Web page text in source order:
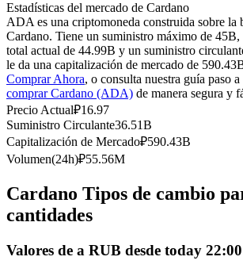
Copiar Trading
Únete a los mejores traders
Estadísticas del mercado de Cardano
ADA es una criptomoneda construida sobre la
Cardano. Tiene un suministro máximo de
total actual de 44.99B y un suministro
le da una capitalización de mercado de
Comprar Ahora, o consulta nuestra guía paso a
comprar Cardano (ADA) de manera segura y
Precio Actual₽16.97
Suministro Circulante36.51B
Capitalización de Mercado₽590.43B
Volumen(24h)₽55.56M
Cardano Tipos de cambio
cantidades
Valores de a RUB desde today 22:00